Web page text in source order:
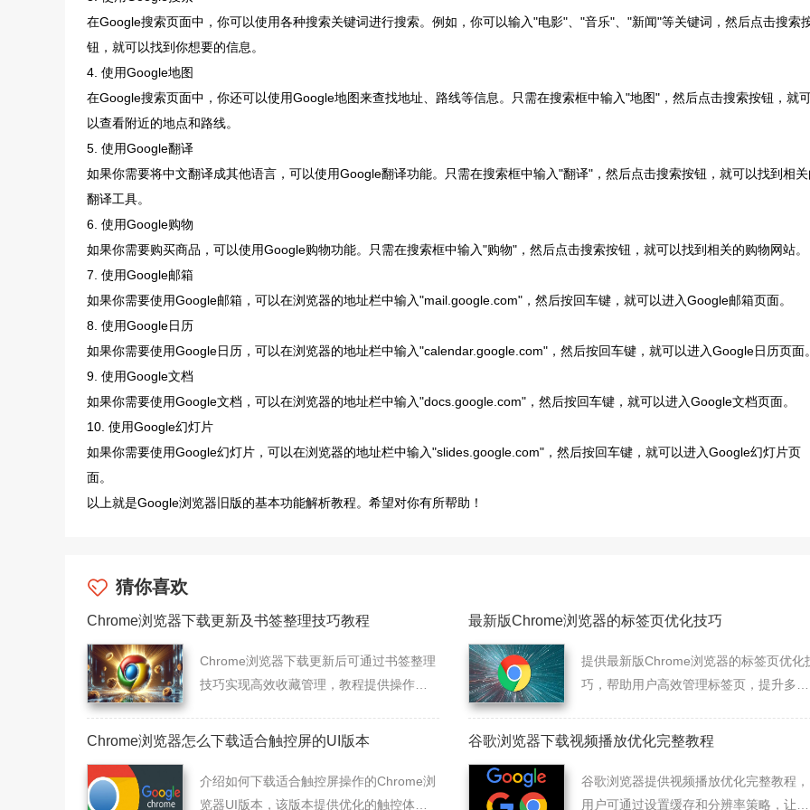
在Google搜索页面中，你可以使用各种搜索关键词进行搜索。例如，你可以输入"电影"、"音乐"、"新闻"等关键词，然后点击搜索
钮，就可以找到你想要的信息。
4. 使用Google地图
在Google搜索页面中，你还可以使用Google地图来查找地址、路线等信息。只需在搜索框中输入"地图"，然后点击搜索按钮，就
以查看附近的地点和路线。
5. 使用Google翻译
如果你需要将中文翻译成其他语言，可以使用Google翻译功能。只需在搜索框中输入"翻译"，然后点击搜索按钮，就可以找到相
翻译工具。
6. 使用Google购物
如果你需要购买商品，可以使用Google购物功能。只需在搜索框中输入"购物"，然后点击搜索按钮，就可以找到相关的购物网站。
7. 使用Google邮箱
如果你需要使用Google邮箱，可以在浏览器的地址栏中输入"mail.google.com"，然后按回车键，就可以进入Google邮箱页面。
8. 使用Google日历
如果你需要使用Google日历，可以在浏览器的地址栏中输入"calendar.google.com"，然后按回车键，就可以进入Google日历页面
9. 使用Google文档
如果你需要使用Google文档，可以在浏览器的地址栏中输入"docs.google.com"，然后按回车键，就可以进入Google文档页面。
10. 使用Google幻灯片
如果你需要使用Google幻灯片，可以在浏览器的地址栏中输入"slides.google.com"，然后按回车键，就可以进入Google幻灯片页
面。
以上就是Google浏览器旧版的基本功能解析教程。希望对你有所帮助！
猜你喜欢
Chrome浏览器下载更新及书签整理技巧教程
Chrome浏览器下载更新后可通过书签整理
技巧实现高效收藏管理，教程提供操作方
高使用效率。
最新版Chrome浏览器的标签页优化技巧
提供最新版Chrome浏览器的标签页优化
巧，帮助用户高效管理标签页，提升多任
便，优化浏览体验。
Chrome浏览器怎么下载适合触控屏的UI版本
介绍如何下载适合触控屏操作的Chrome浏
览器UI版本，该版本提供优化的触控体
谷歌浏览器下载视频播放优化完整教程
谷歌浏览器提供视频播放优化完整教程，
用户可通过设置缓存和分辨率策略，让在